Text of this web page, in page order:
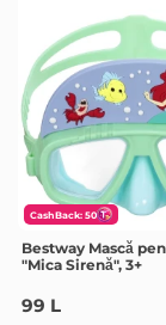
CashBack: 50
Bestway Mască
"Mica Sirenă", 3+
99 L